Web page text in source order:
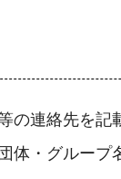
の連絡先を記
体・グルー